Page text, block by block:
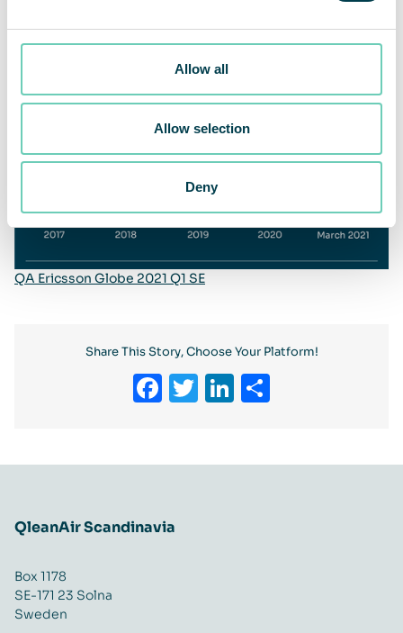
Allow all
Allow selection
Deny
QA Ericsson Globe 2021 Q1 SE
Share This Story, Choose Your Platform!
Facebook
Twitter
LinkedIn
QleanAir Scandinavia
Box 1178
SE-171 23 Solna
Sweden